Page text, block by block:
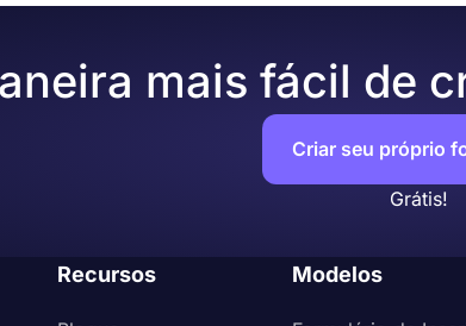
mais fácil de
Criar seu próprio
Grátis!
Recursos Modelos